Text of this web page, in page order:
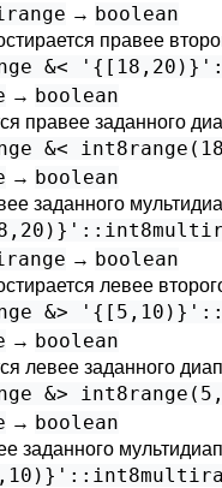
→ boolean
правее
&<
→ boolean
правее заданного
&<
→ boolean
заданного
→ boolean
левее
&>
→ boolean
левее заданного
&>
→ boolean
заданного